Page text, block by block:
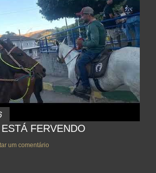
FERVENDO
um comentário